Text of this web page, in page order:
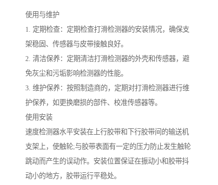
使用与维护
1. 定期检查：定期检查打滑检测器的安装情况，确保支
架稳固、传感器与皮带接触良好。
2. 清洁保养：定期清洁打滑检测器的外壳和传感器，避
免灰尘和污垢影响检测器的性能。
3. 维护保养：按照制造商的，定期对打滑检测器进行维
护保养，如更换磨损的部件、校准传感器等。
使用安装
速度检测器水平安装在上行胶带和下行胶带间的输送机
支架上，使触轮;与胶带表面有一定的压力防止发生触轮
跳动而产生的误动作。安装位置保证在振动小和胶带抖
动小的地方，胶带运行平稳处。